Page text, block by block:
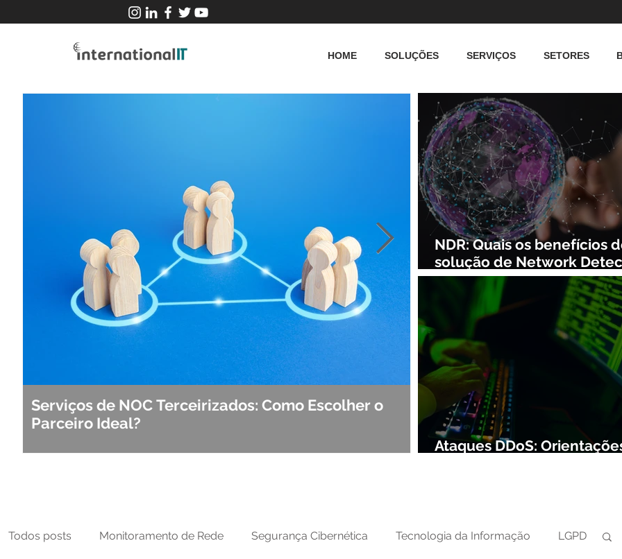
HOME SOLUÇÕES SERVIÇOS SETORES
NDR: Quais os benefícios
solução de Network
and Response?
Ataques DDoS:
Serviços de NOC Terceirizados: Como Escolher o
Parceiro Ideal?
Observabilidade e NOC:
Segurança de Redes
Todos posts Monitoramento de Rede Segurança Cibernética Tecnologia da Informação LGPD